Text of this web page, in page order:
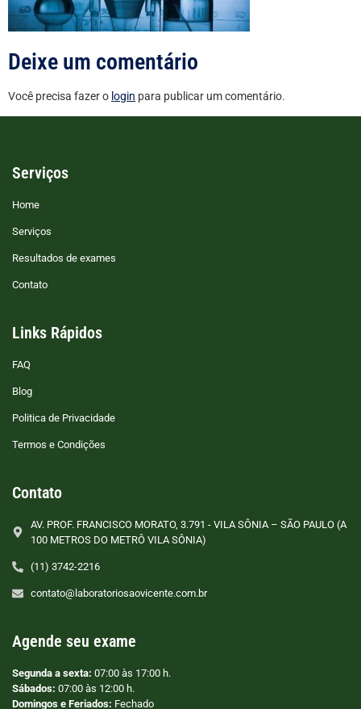
Deixe um comentário
Você precisa fazer o login para publicar um comentário.
Serviços
Home
Serviços
Resultados de exames
Contato
Links Rápidos
FAQ
Blog
Politica de Privacidade
Termos e Condições
Contato
AV. PROF. FRANCISCO MORATO, 3.791 - VILA SÔNIA – SÃO PAULO (A
100 METROS DO METRÔ VILA SÔNIA)
(11) 3742-2216
contato@laboratoriosaovicente.com.br
Agende seu exame
Segunda a sexta: 07:00 às 17:00 h.
Sábados: 07:00 às 12:00 h.
Domingos e Feriados: Fechado